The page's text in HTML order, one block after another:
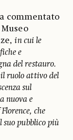
commentato
in cui le
e
del restauro.
ruolo attivo del
sul
nuova e
che
pubblico più